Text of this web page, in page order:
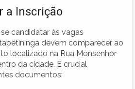
a Inscrição
candidatar às vagas
devem comparecer ao
localizado na Rua Monsenhor
da cidade. É crucial
documentos: